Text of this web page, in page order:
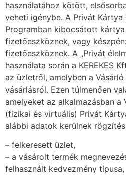
használatához kötött,
veheti igénybe. A Privát Kártya
Programban kibocsátott kártya
fizetőeszköznek, vagy
fizetőeszköznek. A „Privát
használata során a KEREKES
az üzletről, amelyben a
vásárlásról. Ezen túlmenően
amelyeket az alkalmazásban a
(fizikai és virtuális) Privát
alábbi adatok kerülnek
– felkeresett üzlet,
– a vásárolt termék
felhasznált kedvezmény típusa,